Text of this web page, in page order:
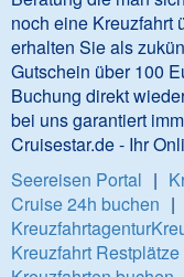
noch eine Kreuzfahrt
erhalten Sie als
Gutschein über 100
Buchung direkt
bei uns garantiert
Cruisestar.de - Ihr
Seereisen Portal |
Cruise 24h buchen |
Kreuzfahrtagentur
Kreuzfahrt Restplätze